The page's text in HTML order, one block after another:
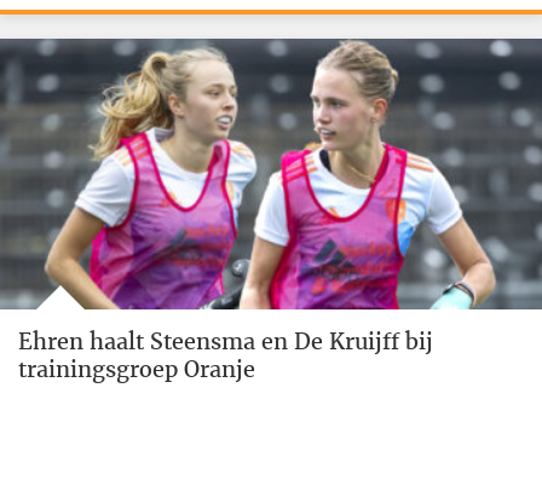
Ehren haalt Steensma en De Kruijff bij
trainingsgroep Oranje